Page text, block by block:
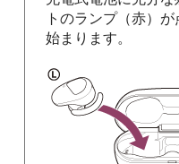
トのランプ（赤）
始まります。